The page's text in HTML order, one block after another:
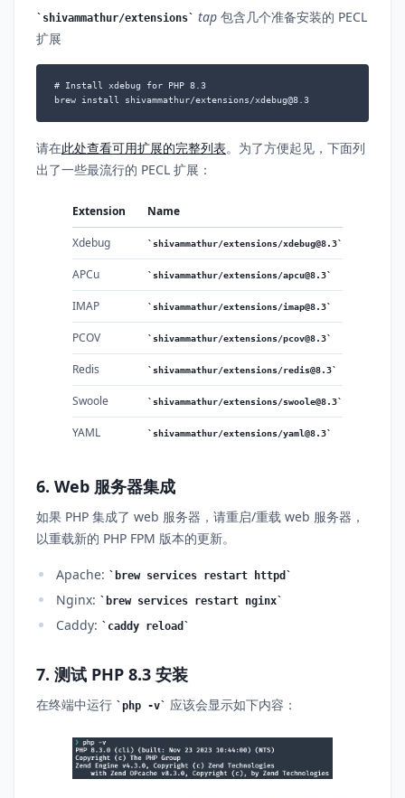
shivammathur/extensions tap 包含几个准备安装的 PECL
扩展
# Install xdebug for PHP 8.3
brew install shivammathur/extensions/xdebug@8.3
请在此处查看可用扩展的完整列表。为了方便起见，下面列
出了一些最流行的 PECL 扩展：
Extension Name
Xdebug shivammathur/extensions/xdebug@8.3
APCu shivammathur/extensions/apcu@8.3
IMAP shivammathur/extensions/imap@8.3
PCOV shivammathur/extensions/pcov@8.3
Redis shivammathur/extensions/redis@8.3
Swoole shivammathur/extensions/swoole@8.3
YAML shivammathur/extensions/yaml@8.3
6. Web 服务器集成
如果 PHP 集成了 web 服务器，请重启/重载 web 服务器，
以重载新的 PHP FPM 版本的更新。
Apache: brew services restart httpd
Nginx: brew services restart nginx
Caddy: caddy reload
7. 测试 PHP 8.3 安装
在终端中运行 php -v 应该会显示如下内容：